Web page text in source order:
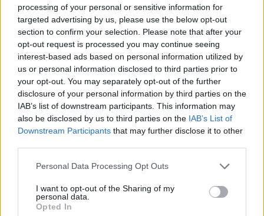
processing of your personal or sensitive information for
targeted advertising by us, please use the below opt-out
section to confirm your selection. Please note that after your
opt-out request is processed you may continue seeing
interest-based ads based on personal information utilized by
us or personal information disclosed to third parties prior to
your opt-out. You may separately opt-out of the further
disclosure of your personal information by third parties on the
IAB’s list of downstream participants. This information may
also be disclosed by us to third parties on the IAB’s List of
Downstream Participants that may further disclose it to other
Personal Data Processing Opt Outs
I want to opt-out of the Sharing of my
personal data.
Opted In
Οι Πανελληνιονίκες αθλήτριες του ΑΠΣ
ΒΕΡΟΗ στον Δήμαρχο Βέροιας
Βέροιας που κατέκτησαν χρυσά και ασημένια μετάλλια στο
Πανελλήνιο Πρωτάθλημα στις…